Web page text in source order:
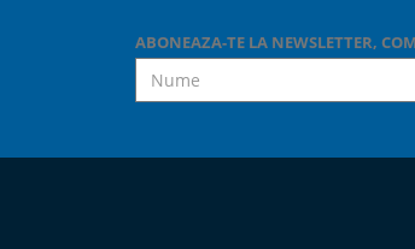
ABONEAZA-TE LA NEWSLETTER,